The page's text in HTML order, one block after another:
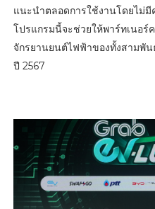
แนะนำตลอดการใช้งานโดยไม่มี
โปรแกรมนี้จะช่วยให้พาร์ทเนอร์
จักรยานยนต์ไฟฟ้าของทั้งสามพั
ปี 2567